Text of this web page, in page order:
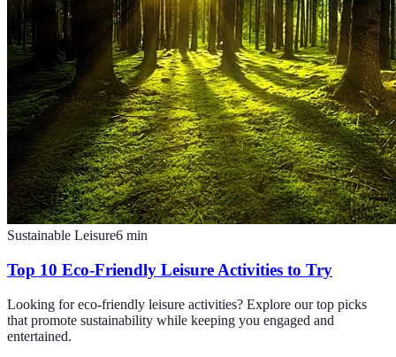
Sustainable Leisure6 min
Top 10 Eco-Friendly Leisure Activities to Try
Looking for eco-friendly leisure activities? Explore our top picks
that promote sustainability while keeping you engaged and
entertained.